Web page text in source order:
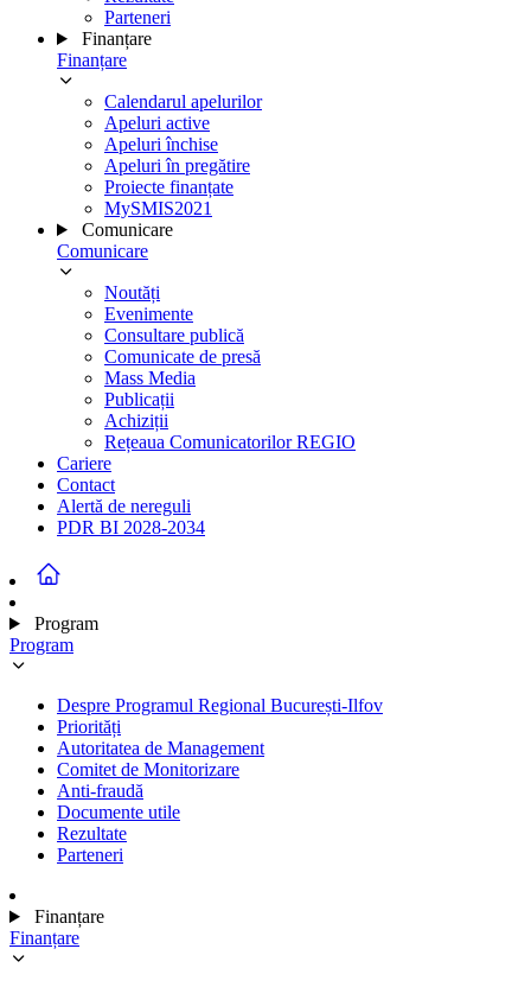
Parteneri
Finanțare
Finanțare
Calendarul apelurilor
Apeluri active
Apeluri închise
Apeluri în pregătire
Proiecte finanțate
MySMIS2021
Comunicare
Comunicare
Noutăți
Evenimente
Consultare publică
Comunicate de presă
Mass Media
Publicații
Achiziții
Rețeaua Comunicatorilor REGIO
Cariere
Contact
Alertă de nereguli
PDR BI 2028-2034
Program
Program
Despre Programul Regional București-Ilfov
Priorități
Autoritatea de Management
Comitet de Monitorizare
Anti-fraudă
Documente utile
Rezultate
Parteneri
Finanțare
Finanțare